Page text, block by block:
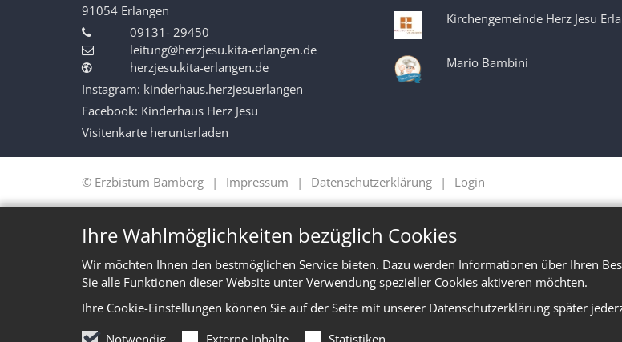
Ihre Wahlmöglichkeiten bezüglich Cookies
Wir möchten Ihnen den bestmöglichen Service bieten. Dazu werden Informationen über Ihren
Sie alle Funktionen dieser Website unter Verwendung spezieller Cookies aktiveren möchten.
Ihre Cookie-Einstellungen können Sie auf der Seite mit unserer Datenschutzerklärung später
Notwendig
Externe Inhalte Statistiken
91054 Erlangen
09131- 29450
leitung@herzjesu.kita-erlangen.de
herzjesu.kita-erlangen.de
Instagram: kinderhaus.herzjesuerlangen
Facebook: Kinderhaus Herz Jesu
Visitenkarte herunterladen
Kirchengemeinde Herz Jesu
Mario Bambini
© Erzbistum Bamberg Impressum Datenschutzerklärung Login